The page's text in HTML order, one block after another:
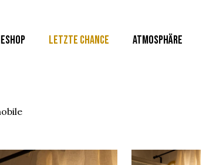
LETZTE CHANCE ATMOSPHÄRE